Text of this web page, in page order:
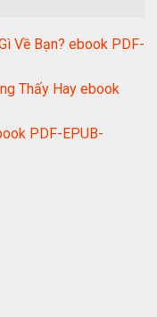
Về Bạn? ebook PDF-
Thấy Hay ebook
PDF-EPUB-